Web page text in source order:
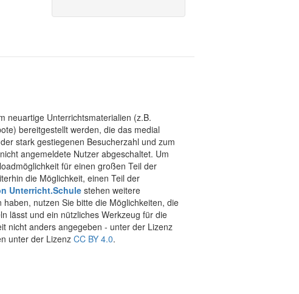
neuartige Unterrichtsmaterialien (z.B.
bereitgestellt werden, die das medial
stark gestiegenen Besucherzahl und zum
angemeldete Nutzer abgeschaltet. Um
für einen großen Teil der
die Möglichkeit, einen Teil der
Unterricht.Schulestehen weitere
nutzen Sie bitte die Möglichkeiten, die
lässt und ein nützliches Werkzeug für die
nicht anders angegeben - unter der Lizenz
unter der Lizenz CC BY 4.0.